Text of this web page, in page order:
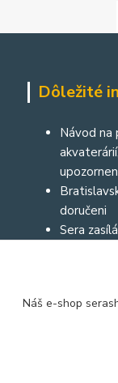
Dôležité
Návod na
doručeni
Sera
Náš e-shop